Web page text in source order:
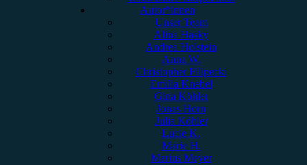
Autor*innen
Unser Team
Alina Hasky
Andrea Holstein
Anna W.
Christopher Filipecki
Emilia Knebel
Gina Köhler
Jonas Horn
Julia Köhler
Lucie K.
Marie H.
Marius Meyer